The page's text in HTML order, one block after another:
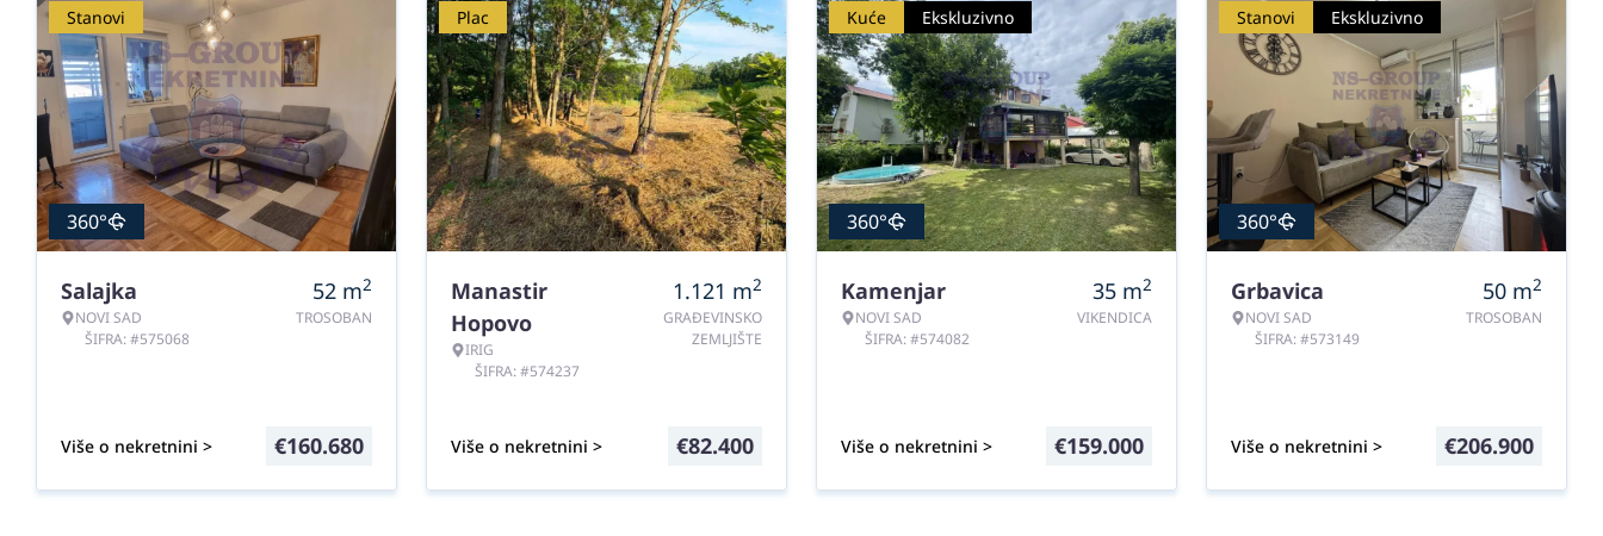
Stanovi
360°
Salajka
NOVI SAD
ŠIFRA: #575068
52 m2
TROSOBAN
Više o nekretnini > €160.680
Plac
Manastir
Hopovo
IRIG
ŠIFRA: #574237
1.121 m2
GRAĐEVINSKO
ZEMLJIŠTE
Više o nekretnini > €82.400
Kuće Ekskluzivno
360°
Kamenjar
NOVI SAD
ŠIFRA: #574082
35 m2
VIKENDICA
Više o nekretnini > €159.000
Stanovi Ekskluzivno
360°
Grbavica
NOVI SAD
ŠIFRA: #573149
50 m2
TROSOBAN
Više o nekretnini > €206.900